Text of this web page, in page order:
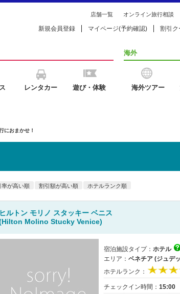
店舗一覧 オンライン旅行相談
新規会員登録 マイページ(予約確認) 割引ク
レンタカー 遊び・体験
海外
海外ツアー
におまかせ！
率が高い順 割引額が高い順 ホテルランク順
ヒルトン モリノ スタッキー ベニス
Molino Stucky Venice)
宿泊施設タイプ： ホテル
エリア： ベネチア (ジュデ
ホテルランク：
チェックイン時間： 15:00